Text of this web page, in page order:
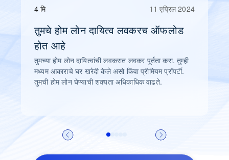
4 मि 11 एप्रिल 2024
तुमचे होम लोन दायित्व लवकरच ऑफलोड
होत आहे
तुमच्या होम लोन दायित्वांची लवकरात लवकर पूर्तता करा. तुम्ही
मध्यम आकाराचे घर खरेदी केले असो किंवा प्रीमियम प्रॉपर्टी.
तुमची होम लोन घेण्याची शक्यता अधिकाधिक वाढते.